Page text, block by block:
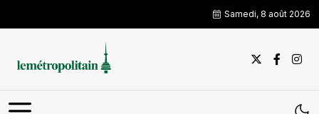
Samedi, 8 août 2026